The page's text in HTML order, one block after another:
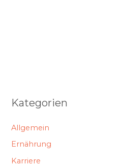
Kategorien
Allgemein
Ernährung
Karriere